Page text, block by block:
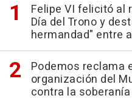
Felipe VI felicitó al
Día del Trono y
hermandad" entre
Podemos reclama
organización del
contra la